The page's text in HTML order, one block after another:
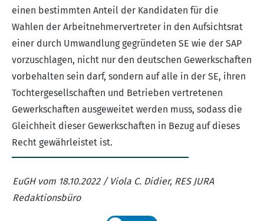
einen bestimmten Anteil der Kandidaten für die
Wahlen der Arbeitnehmervertreter in den Aufsichtsrat
einer durch Umwandlung gegründeten SE wie der SAP
vorzuschlagen, nicht nur den deutschen Gewerkschaften
vorbehalten sein darf, sondern auf alle in der SE, ihren
Tochtergesellschaften und Betrieben vertretenen
Gewerkschaften ausgeweitet werden muss, sodass die
Gleichheit dieser Gewerkschaften in Bezug auf dieses
Recht gewährleistet ist.
EuGH vom 18.10.2022 / Viola C. Didier, RES JURA
Redaktionsbüro